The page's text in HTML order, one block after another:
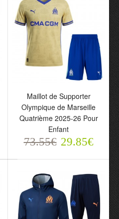
Extérieur 2026-27 Pour
Homme
73.55€ 29.85€
Maillot de Supporter
Olympique de Marseille
Quatrième 2025-26 Pour
Maillot de Supporter
Olympique de Marseille
Quatrième 2025-26 Pour
Enfant
73.55€ 29.85€